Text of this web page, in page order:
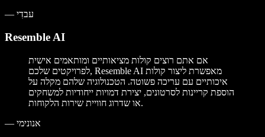
— עבדִי
Resemble AI
אם אתם רוצים קולות מציאותיים ומותאמים אישית
לפרויקטים שלכם, Resemble AI מאפשרת ליצור קולות
איכותיים עם עריכה פשוטה. הטכנולוגיה שלהם מקלה על
הוספת קריינות לסרטונים, יצירת דמויות ייחודיות למשחקים
או שדרוג חוויית שירות הלקוחות.
— אנונימי